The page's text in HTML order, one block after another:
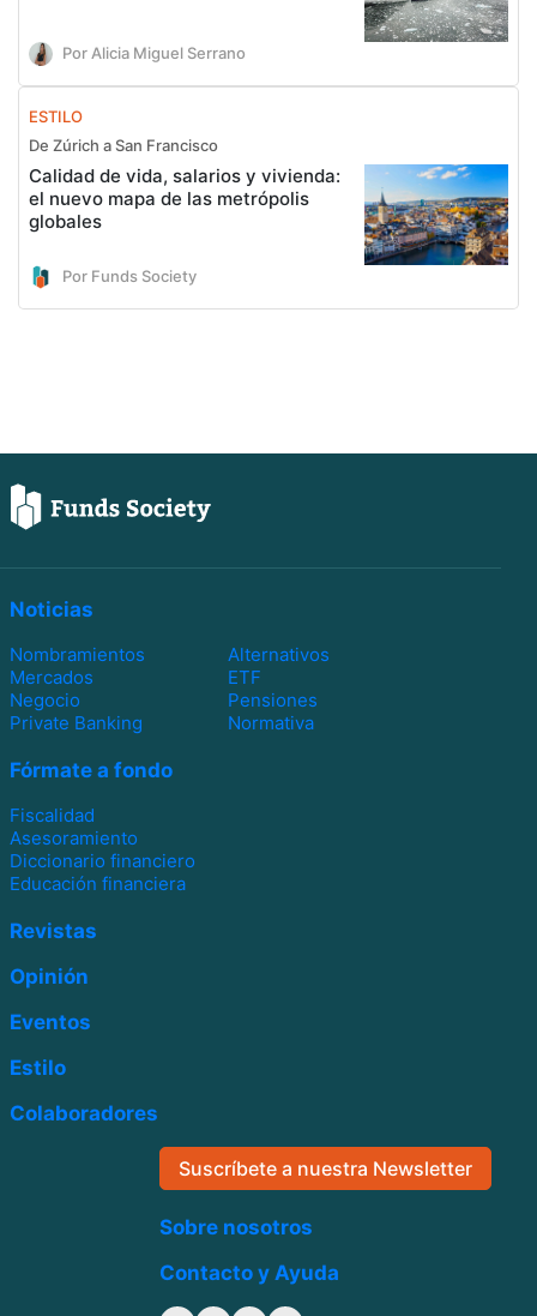
Por Alicia Miguel Serrano
ESTILO
De Zúrich a San Francisco
Calidad de vida, salarios y vivienda:
el nuevo mapa de las metrópolis
globales
Por Funds Society
Noticias
Nombramientos
Alternativos
Mercados
ETF
Negocio
Pensiones
Private Banking
Normativa
Fórmate a fondo
Fiscalidad
Asesoramiento
Diccionario financiero
Educación financiera
Revistas
Opinión
Eventos
Estilo
Colaboradores
Suscríbete a nuestra Newsletter
Sobre nosotros
Contacto y Ayuda